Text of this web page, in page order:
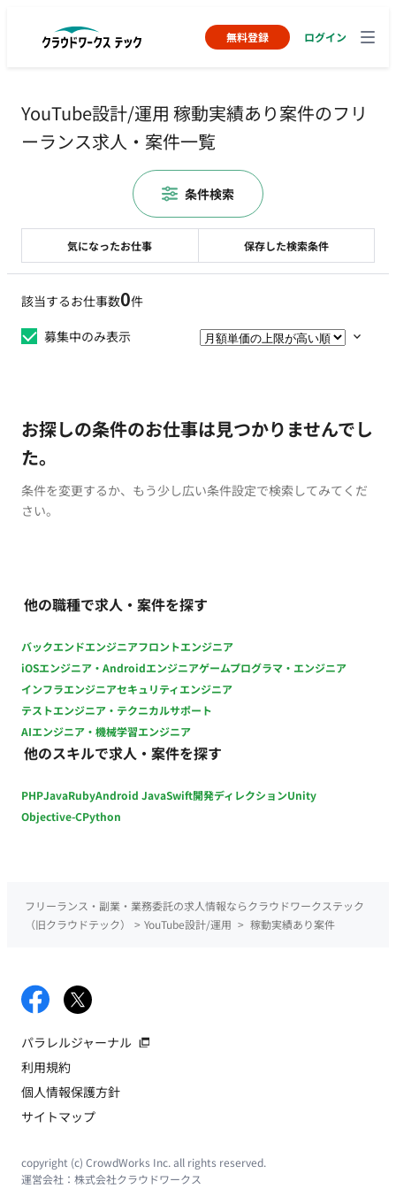
無料登録 ログイン
YouTube設計/運用 稼動実績あり案件のフリ
ーランス求人・案件一覧
該当するお仕事数0件
募集中のみ表示
お探しの条件のお仕事は見つかりませんでし
た。
条件を変更するか、もう少し広い条件設定で検索してみてくだ
さい。
他の職種で求人・案件を探す
バックエンドエンジニアフロントエンジニア
iOSエンジニア・Androidエンジニアゲームプログラマ・エンジニア
インフラエンジニアセキュリティエンジニア
テストエンジニア・テクニカルサポート
AIエンジニア・機械学習エンジニア
他のスキルで求人・案件を探す
PHPJavaRubyAndroid JavaSwift開発ディレクションUnity
Objective-CPython
気になったお仕事 保存した検索条件
条件検索
フリーランス・副業・業務委託の求人情報ならクラウドワークステック
（旧クラウドテック）
> YouTube設計/運用 > 稼動実績あり案件
パラレルジャーナル
利用規約
個人情報保護方針
サイトマップ
copyright (c) CrowdWorks Inc. all rights reserved.
運営会社： 株式会社クラウドワークス